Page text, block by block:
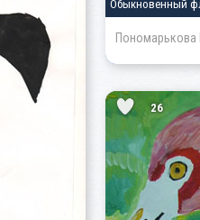
Обыкновенный
Пономарькова
26